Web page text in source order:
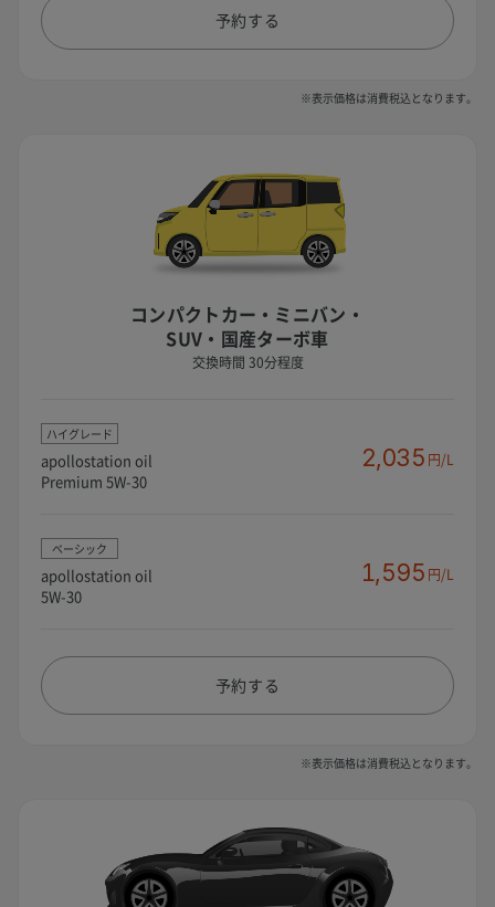
予約する
※表示価格は消費税込となります。
コンパクトカー・ミニバン・
SUV・国産ターボ車
交換時間 30分程度
ハイグレード
apollostation oil
Premium 5W-30
2,035 円/L
ベーシック
apollostation oil
5W-30
1,595 円/L
予約する
※表示価格は消費税込となります。